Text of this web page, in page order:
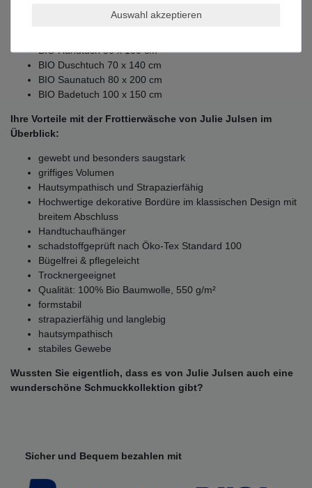
BIO Waschhandschuh 15 x 21 cm
BIO Handtuch 50 x 100 cm
BIO Duschtuch 70 x 140 cm
BIO Saunatuch 80 x 200 cm
BIO Badetuch 100 x 150 cm
Ihre Vorteile mit der Frottierwäsche von Julie Julsen im
Überblick:
gewebt und besonders saugstark
griffiges Volumen
Hautsympathisch und Strapazierfähig
Hochwertige dekorative Bordüre im klassischen Design mit
breitem Abschluss
Handtuchaufhänger
schadstoffgeprüft nach Öko-Tex Standard 100
Bügelfrei & pflegeleicht
Trocknergeeignet
Qualität: 100% Bio Baumwolle, 550 g/m²
formstabil
strapazierfähig und langlebig
hautsympathisch
stabiles Gewebe
Wussten Sie eigentlich, dass es von Julie Julsen auch eine
wunderschöne Schmuckkollektion gibt?
Sicher und Bequem bezahlen mit
Auswahl akzeptieren